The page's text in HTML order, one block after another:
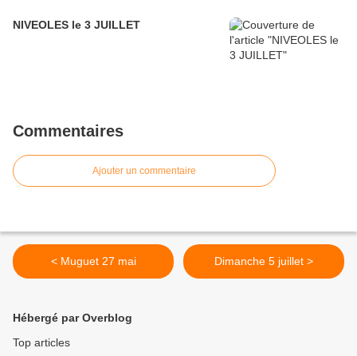
NIVEOLES le 3 JUILLET
Commentaires
Ajouter un commentaire
< Muguet 27 mai Dimanche 5 juillet >
Hébergé par Overblog
Top articles